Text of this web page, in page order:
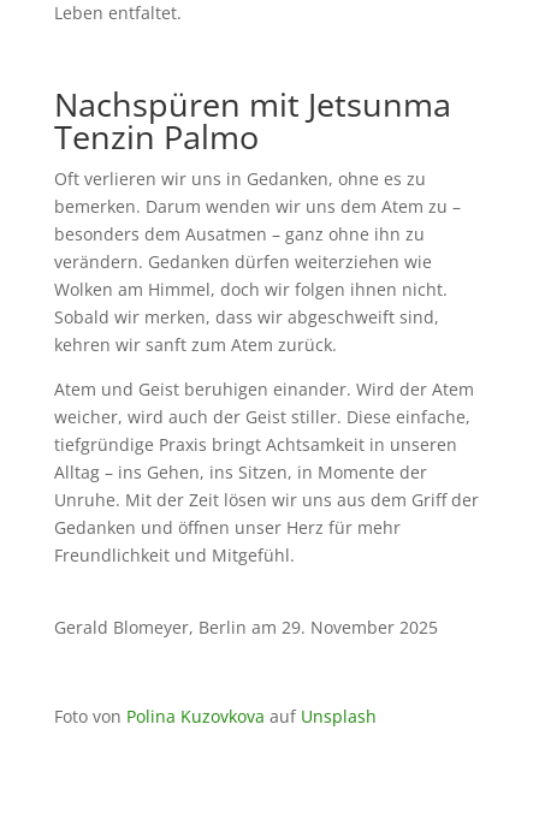
Leben entfaltet.
Nachspüren mit Jetsunma
Tenzin Palmo
Oft verlieren wir uns in Gedanken, ohne es zu
bemerken. Darum wenden wir uns dem Atem zu –
besonders dem Ausatmen – ganz ohne ihn zu
verändern. Gedanken dürfen weiterziehen wie
Wolken am Himmel, doch wir folgen ihnen nicht.
Sobald wir merken, dass wir abgeschweift sind,
kehren wir sanft zum Atem zurück.
Atem und Geist beruhigen einander. Wird der Atem
weicher, wird auch der Geist stiller. Diese einfache,
tiefgründige Praxis bringt Achtsamkeit in unseren
Alltag – ins Gehen, ins Sitzen, in Momente der
Unruhe. Mit der Zeit lösen wir uns aus dem Griff der
Gedanken und öffnen unser Herz für mehr
Freundlichkeit und Mitgefühl.
Gerald Blomeyer, Berlin am 29. November 2025
Foto von Polina Kuzovkova auf Unsplash